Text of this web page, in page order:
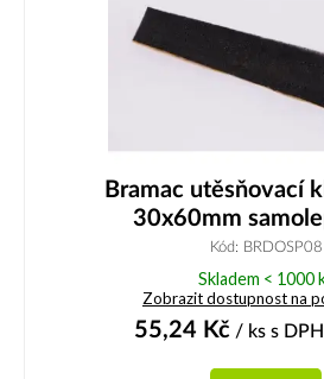
Bramac utěsňovací
30x60mm
Kód: BRDOSP08
Skladem < 1000
Zobrazit dostupnost na
55,24 Kč/ ks s DPH